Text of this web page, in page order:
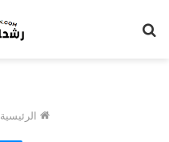
الرئيسية